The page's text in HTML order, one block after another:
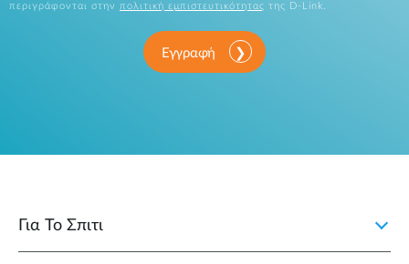
περιγράφονται στην πολιτική εμπιστευτικότητας της D-Link.
Εγγραφή
Για Το Σπιτι